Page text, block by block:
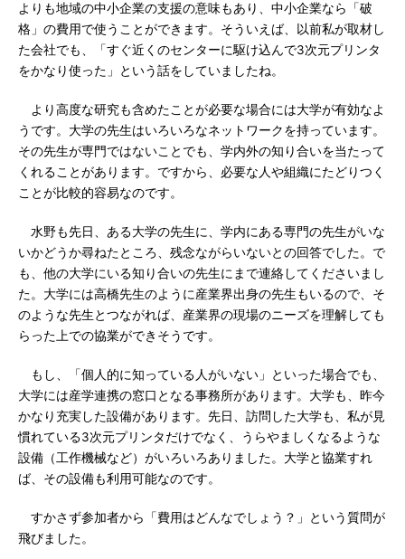
よりも地域の中小企業の支援の意味もあり、中小企業なら「破
格」の費用で使うことができます。そういえば、以前私が取材し
た会社でも、「すぐ近くのセンターに駆け込んで3次元プリンタ
をかなり使った」という話をしていましたね。
より高度な研究も含めたことが必要な場合には大学が有効なよ
うです。大学の先生はいろいろなネットワークを持っています。
その先生が専門ではないことでも、学内外の知り合いを当たって
くれることがあります。ですから、必要な人や組織にたどりつく
ことが比較的容易なのです。
水野も先日、ある大学の先生に、学内にある専門の先生がいな
いかどうか尋ねたところ、残念ながらいないとの回答でした。で
も、他の大学にいる知り合いの先生にまで連絡してくださいまし
た。大学には高橋先生のように産業界出身の先生もいるので、そ
のような先生とつながれば、産業界の現場のニーズを理解しても
らった上での協業ができそうです。
もし、「個人的に知っている人がいない」といった場合でも、
大学には産学連携の窓口となる事務所があります。大学も、昨今
かなり充実した設備があります。先日、訪問した大学も、私が見
慣れている3次元プリンタだけでなく、うらやましくなるような
設備（工作機械など）がいろいろありました。大学と協業すれ
ば、その設備も利用可能なのです。
すかさず参加者から「費用はどんなでしょう？」という質問が
飛びました。